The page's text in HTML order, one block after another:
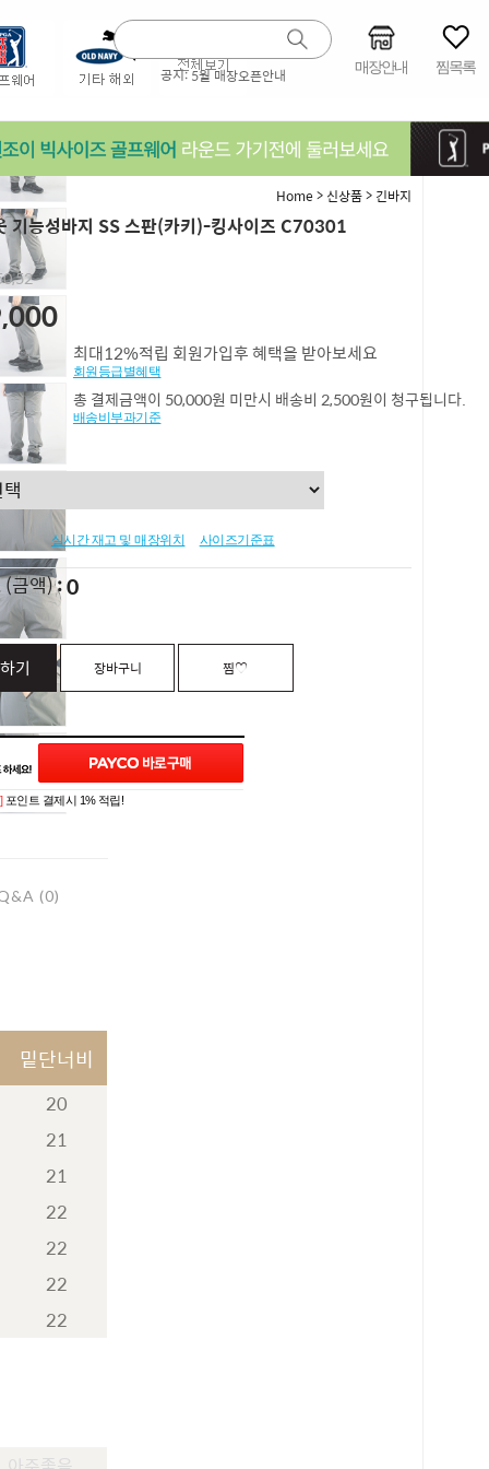
공지:5월 매장오픈안내 매장안내 찜목록
Home> 신상품> 긴바지
기능성바지 SS 스판(카키)-킹사이즈 C70301
최대12%적립 회원가입후 혜택을 받아보세요
회원등급별혜택
총 결제금액이 50,000원 미만시 배송비 2,500원이 청구됩니다.
배송비부과기준
실시간 재고 및 매장위치 사이즈기준표
(금액) 0
기 장바구니 찜♡
포인트 결제시 1% 적립!
(0)
밑단너비
20
21
21
22
22
22
22